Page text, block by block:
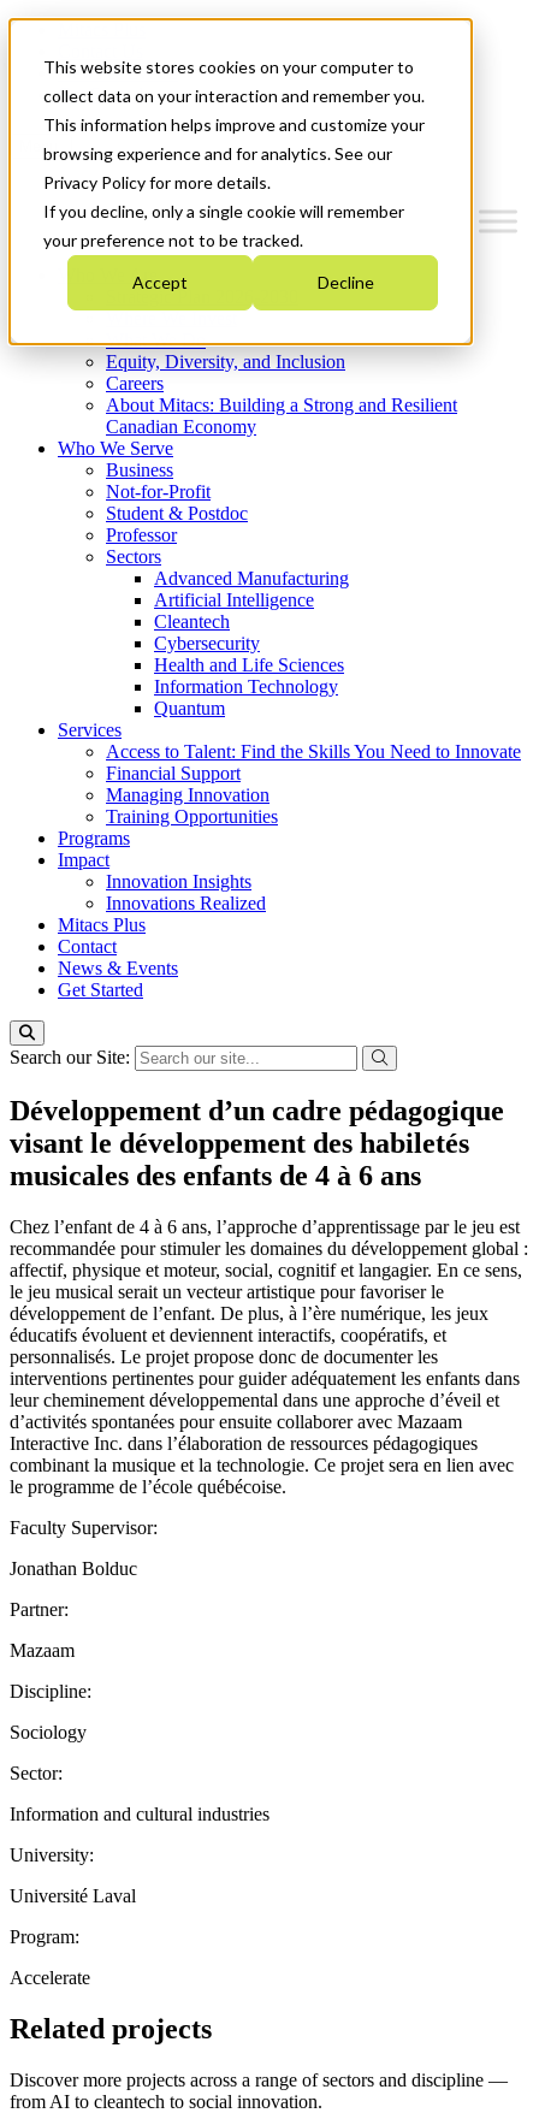
This website stores cookies on your computer to
collect data on your interaction and remember you.
This information helps improve and customize your
browsing experience and for analytics. See our
Privacy Policy for more details.
If you decline, only a single cookie will remember
your preference not to be tracked.
Accept Decline
News & Events
Get Started
Menu
Who We Are
Strategic Plan 2026-2030
What We Do
Equity, Diversity, and Inclusion
Careers
About Mitacs: Building a Strong and Resilient
Canadian Economy
Who We Serve
Business
Not-for-Profit
Student & Postdoc
Professor
Sectors
Advanced Manufacturing
Artificial Intelligence
Cleantech
Cybersecurity
Health and Life Sciences
Information Technology
Quantum
Services
Access to Talent: Find the Skills You Need to Innovate
Financial Support
Managing Innovation
Training Opportunities
Programs
Impact
Innovation Insights
Innovations Realized
Mitacs Plus
Contact
News & Events
Get Started
Search our Site:
Développement d’un cadre pédagogique
visant le développement des habiletés
musicales des enfants de 4 à 6 ans
Chez l’enfant de 4 à 6 ans, l’approche d’apprentissage par le jeu est
recommandée pour stimuler les domaines du développement global :
affectif, physique et moteur, social, cognitif et langagier. En ce sens,
le jeu musical serait un vecteur artistique pour favoriser le
développement de l’enfant. De plus, à l’ère numérique, les jeux
éducatifs évoluent et deviennent interactifs, coopératifs, et
personnalisés. Le projet propose donc de documenter les
interventions pertinentes pour guider adéquatement les enfants dans
leur cheminement développemental dans une approche d’éveil et
d’activités spontanées pour ensuite collaborer avec Mazaam
Interactive Inc. dans l’élaboration de ressources pédagogiques
combinant la musique et la technologie. Ce projet sera en lien avec
le programme de l’école québécoise.
Faculty Supervisor:
Jonathan Bolduc
Partner:
Mazaam
Discipline:
Sociology
Sector:
Information and cultural industries
University:
Université Laval
Program:
Accelerate
Related projects
Discover more projects across a range of sectors and discipline —
from AI to cleantech to social innovation.